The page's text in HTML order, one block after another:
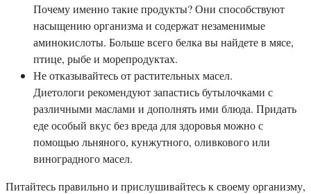
Почему именно такие продукты? Они способствуют
насыщению организма и содержат незаменимые
аминокислоты. Больше всего белка вы найдете в мясе,
птице, рыбе и морепродуктах.
Не отказывайтесь от растительных масел.
Диетологи рекомендуют запастись бутылочками с
различными маслами и дополнять ими блюда. Придать
еде особый вкус без вреда для здоровья можно с
помощью льняного, кунжутного, оливкового или
виноградного масел.
Питайтесь правильно и прислушивайтесь к своему организму,